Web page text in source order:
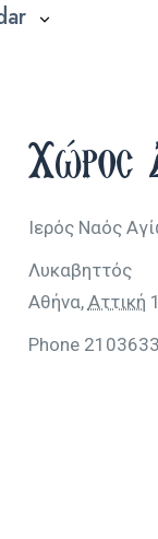
Χώρος
Ιερός Ναός
Λυκαβηττός
Αθήνα, Αττική
Phone